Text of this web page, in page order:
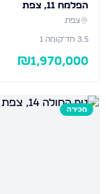
הפלמח 11, צפת
צפת
3.5 חד׳קומה 1
₪1,970,000
מכירה